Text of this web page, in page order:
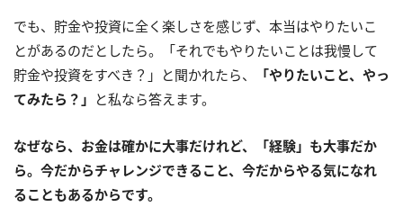
でも、貯金や投資に全く楽しさを感じず、本当はやりたいこ
とがあるのだとしたら。「それでもやりたいことは我慢して
貯金や投資をすべき？」と聞かれたら、
「やりたいこと、やっ
てみたら？」 と私なら答えます。
なぜなら、お金は確かに大事だけれど、「経験」も大事だか
ら。今だからチャレンジできること、今だからやる気になれ
ることもあるからです。